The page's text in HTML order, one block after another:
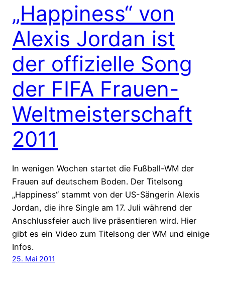
„Happiness“ von
Alexis Jordan ist
der offizielle Song
der FIFA Frauen-
Weltmeisterschaft
2011
In wenigen Wochen startet die Fußball-WM der
Frauen auf deutschem Boden. Der Titelsong
„Happiness“ stammt von der US-Sängerin Alexis
Jordan, die ihre Single am 17. Juli während der
Anschlussfeier auch live präsentieren wird. Hier
gibt es ein Video zum Titelsong der WM und einige
Infos.
25. Mai 2011